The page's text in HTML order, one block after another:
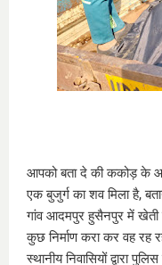
आपको बता दे की ककोड़ के
एक बुजुर्ग का शव मिला है,
गांव आदमपुर हुसैनपुर में खेती
कुछ निर्माण करा कर वह रह
स्थानीय निवासियों द्वारा